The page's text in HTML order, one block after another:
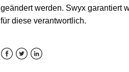
geändert werden. Swyx garantiert
für diese verantwortlich.